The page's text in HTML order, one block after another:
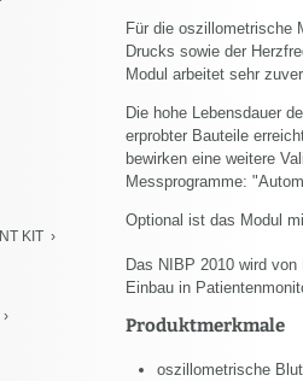
KIT
Für die oszillometrische
Drucks sowie der
Modul arbeitet sehr
Die hohe Lebensdauer
erprobter Bauteile
bewirken eine weitere
Messprogramme:
Optional ist das Modul
Das NIBP 2010 wird
Einbau in
Produktmerkmale
oszillometrische